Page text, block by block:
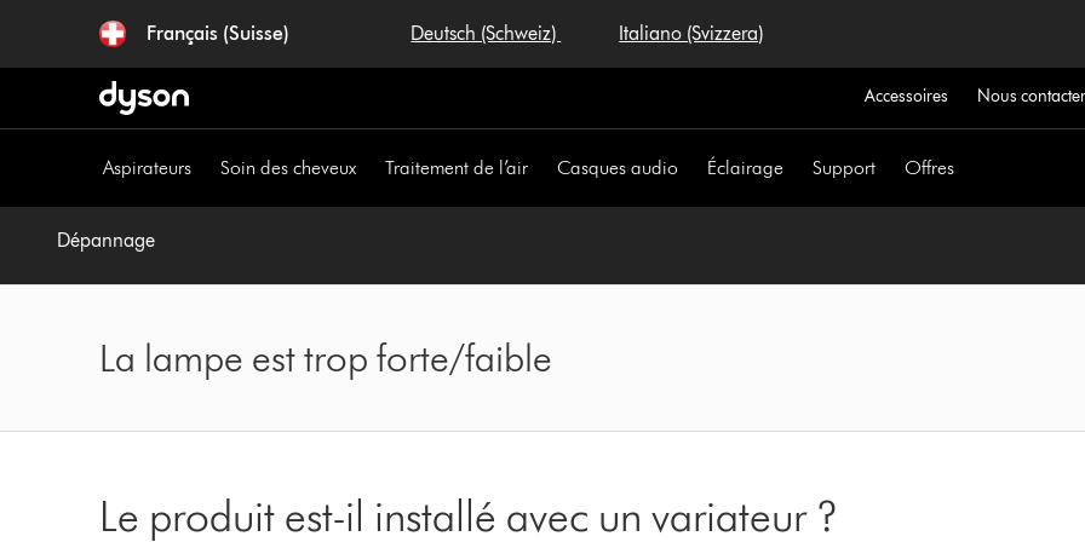
pages
Français (Suisse) Deutsch (Schweiz) Italiano (Svizzera)
Accessoires Nous contacter
Aspirateurs Soin des cheveux Traitement de l’air Casques audio Éclairage Support Offres
Dépannage
La lampe est trop forte/faible
Le produit est-il installé avec un variateur ?